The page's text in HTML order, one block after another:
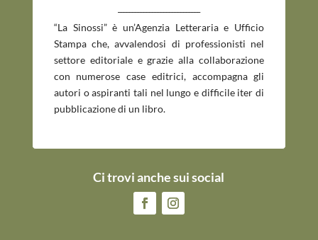
“La Sinossi” è un’Agenzia Letteraria e Ufficio
Stampa che, avvalendosi di professionisti nel
settore editoriale e grazie alla collaborazione
con numerose case editrici, accompagna gli
autori o aspiranti tali nel lungo e difficile iter di
pubblicazione di un libro.
Ci trovi anche sui social